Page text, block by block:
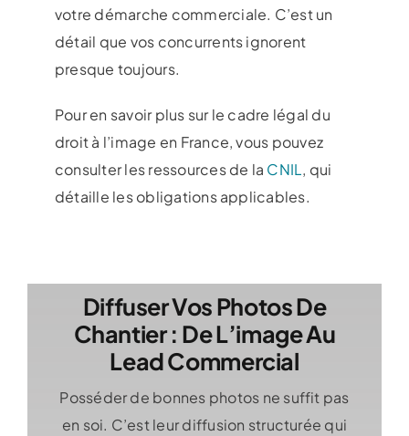
votre démarche commerciale. C’est un
détail que vos concurrents ignorent
presque toujours.
Pour en savoir plus sur le cadre légal du
droit à l’image en France, vous pouvez
consulter les ressources de la CNIL, qui
détaille les obligations applicables.
Diffuser Vos Photos De
Chantier : De L’image Au
Lead Commercial
Posséder de bonnes photos ne suffit pas
en soi. C’est leur diffusion structurée qui